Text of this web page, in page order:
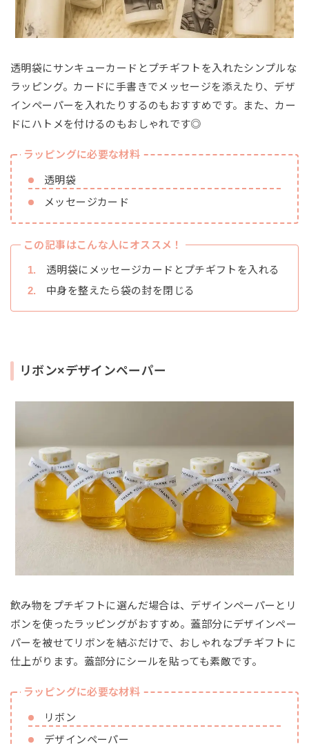
透明袋にサンキューカードとプチギフトを入れたシンプルな
ラッピング。カードに手書きでメッセージを添えたり、デザ
インペーパーを入れたりするのもおすすめです。また、カー
ドにハトメを付けるのもおしゃれです◎
ラッピングに必要な材料
透明袋
メッセージカード
この記事はこんな人にオススメ！
透明袋にメッセージカードとプチギフトを入れる
中身を整えたら袋の封を閉じる
リボン×デザインペーパー
飲み物をプチギフトに選んだ場合は、デザインペーパーとリ
ボンを使ったラッピングがおすすめ。蓋部分にデザインペー
パーを被せてリボンを結ぶだけで、おしゃれなプチギフトに
仕上がります。蓋部分にシールを貼っても素敵です。
ラッピングに必要な材料
リボン
デザインペーパー